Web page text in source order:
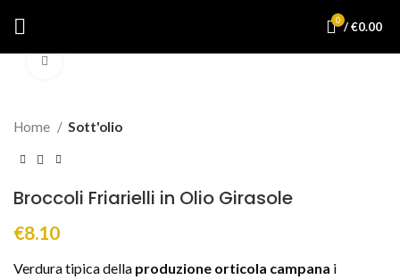
0 /€0.00
Home Sott'olio
Broccoli Friarielli in Olio Girasole
€8.10
Verdura tipica della produzione orticola campana i